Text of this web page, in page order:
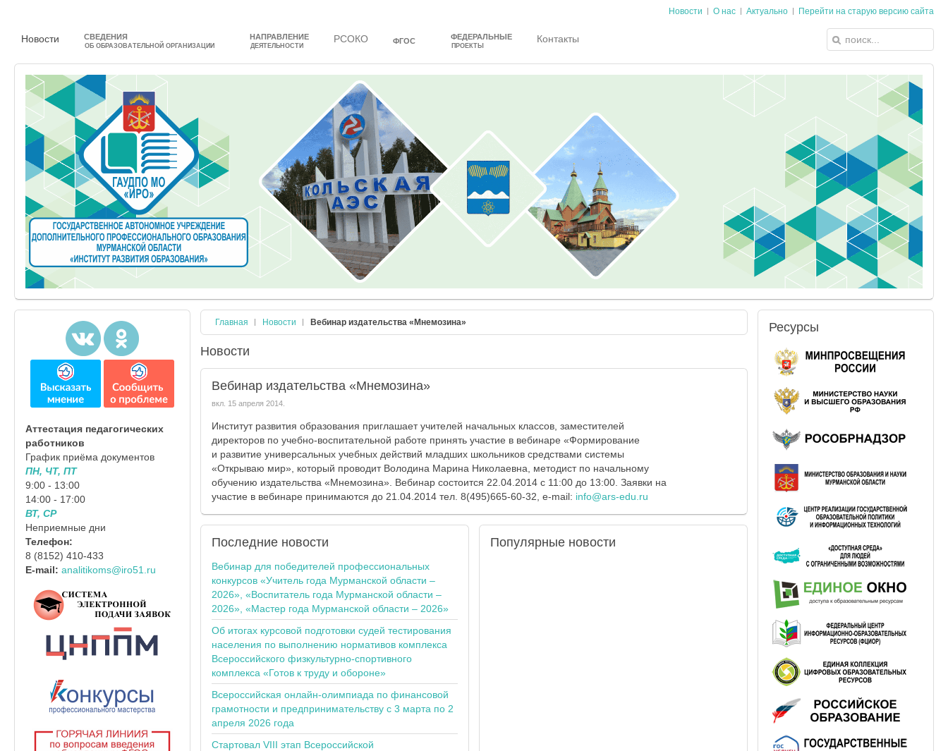
Новости О нас Актуально Перейти на старую версию сайта
Новости СВЕДЕНИЯ
ОБ ОБРАЗОВАТЕЛЬНОЙ ОРГАНИЗАЦИИ
НАПРАВЛЕНИЕ
ДЕЯТЕЛЬНОСТИ
РСОКО ФГОС ФЕДЕРАЛЬНЫЕ
ПРОЕКТЫ
Контакты
Главная Новости Вебинар издательства «Мнемозина»
Новости
Вебинар издательства «Мнемозина»
вкл. 15 апреля 2014.
Институт развития образования приглашает учителей начальных классов, заместителей
директоров по учебно-воспитательной работе принять участие в вебинаре «Формирование
и развитие универсальных учебных действий младших школьников средствами системы
«Открываю мир», который проводит Володина Марина Николаевна, методист по начальному
обучению издательства «Мнемозина». Вебинар состоится 22.04.2014 с 11:00 до 13:00. Заявки на
участие в вебинаре принимаются до 21.04.2014 тел. 8(495)665-60-32, e-mail: info@ars-edu.ru
Последниеновости
Вебинар для победителей профессиональных
конкурсов «Учитель года Мурманской области –
2026», «Воспитатель года Мурманской области –
2026», «Мастер года Мурманской области – 2026»
Об итогах курсовой подготовки судей тестирования
населения по выполнению нормативов комплекса
Всероссийского физкультурно-спортивного
комплекса «Готов к труду и обороне»
Всероссийская онлайн-олимпиада по финансовой
грамотности и предпринимательству с 3 марта по 2
апреля 2026 года
Стартовал VIII этап Всероссийской
Популярныеновости
Аттестация педагогических
работников
График приёма документов
ПН, ЧТ, ПТ
9:00 - 13:00
14:00 - 17:00
ВТ, СР
Неприемные дни
Телефон:
8 (8152) 410-433
E-mail: analitikoms@iro51.ru
Ресурсы